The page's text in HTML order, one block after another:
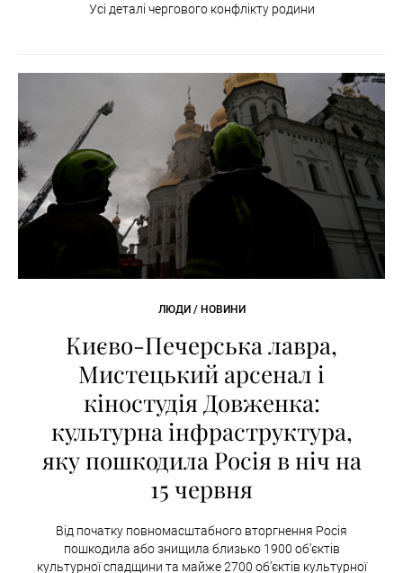
Усі деталі чергового конфлікту родини
ЛЮДИ / НОВИНИ
Києво-Печерська лавра,
Мистецький арсенал і
кіностудія Довженка:
культурна інфраструктура,
яку пошкодила Росія в ніч на
15 червня
Від початку повномасштабного вторгнення Росія
пошкодила або знищила близько 1900 об’єктів
культурної спадщини та майже 2700 об’єктів культурної